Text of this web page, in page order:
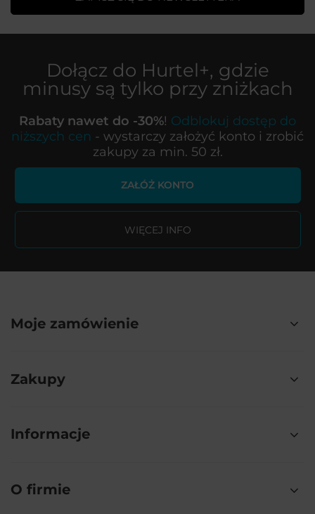
Dołącz do Hurtel+, gdzie
minusy są tylko przy zniżkach
Rabaty nawet do -30%! Odblokuj dostęp do
niższych cen - wystarczy założyć konto i zrobić
zakupy za min. 50 zł.
ZAŁÓŻ KONTO
WIĘCEJ INFO
Moje zamówienie
Zakupy
Informacje
O firmie